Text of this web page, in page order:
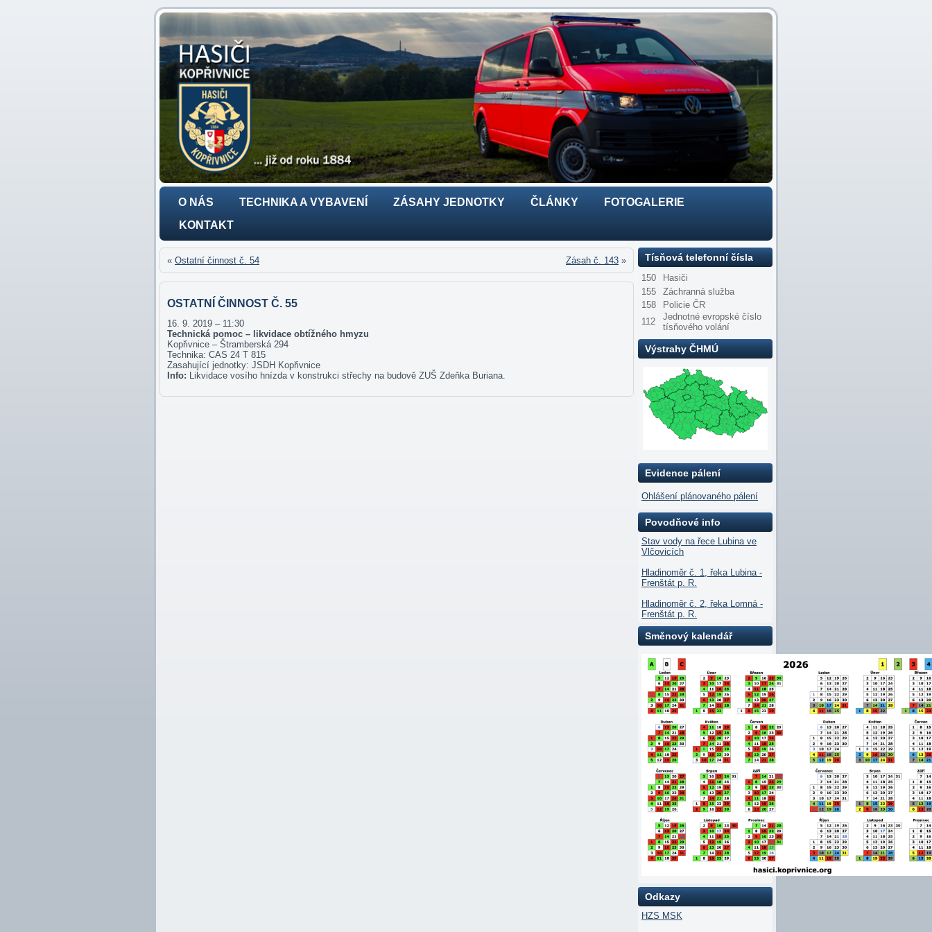
O NÁS TECHNIKA A VYBAVENÍ ZÁSAHY JEDNOTKY ČLÁNKY
FOTOGALERIE
KONTAKT
« Ostatní činnost č. 54 Zásah č. 143 »
OSTATNÍ ČINNOST Č. 55
16. 9. 2019 – 11:30
Technická pomoc – likvidace obtížného hmyzu
Kopřivnice – Štramberská 294
Technika: CAS 24 T 815
Zasahující jednotky: JSDH Kopřivnice
Info: Likvidace vosího hnízda v konstrukci střechy na budově ZUŠ Zdeňka Buriana.
Tísňová telefonní čísla
150
Hasiči
155
Záchranná služba
158
Policie ČR
112
Jednotné evropské číslo
tísňového volání
Výstrahy ČHMÚ
Evidence pálení
Ohlášení plánovaného pálení
Povodňové info
Stav vody na řece Lubina ve
Vlčovicích
Hladinoměr č. 1, řeka Lubina -
Frenštát p. R.
Hladinoměr č. 2, řeka Lomná -
Frenštát p. R.
Směnový kalendář
Odkazy
HZS MSK